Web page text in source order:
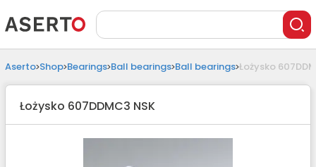
Aserto Shop Bearings Ball bearings Ball bearings Łożysko
Łożysko 607DDMC3 NSK